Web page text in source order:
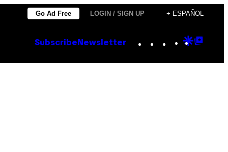
Go Ad Free LOGIN / SIGN UP + ESPAÑOL
Subscribe Newsletter Instagram
TikTok
YouTube
Google